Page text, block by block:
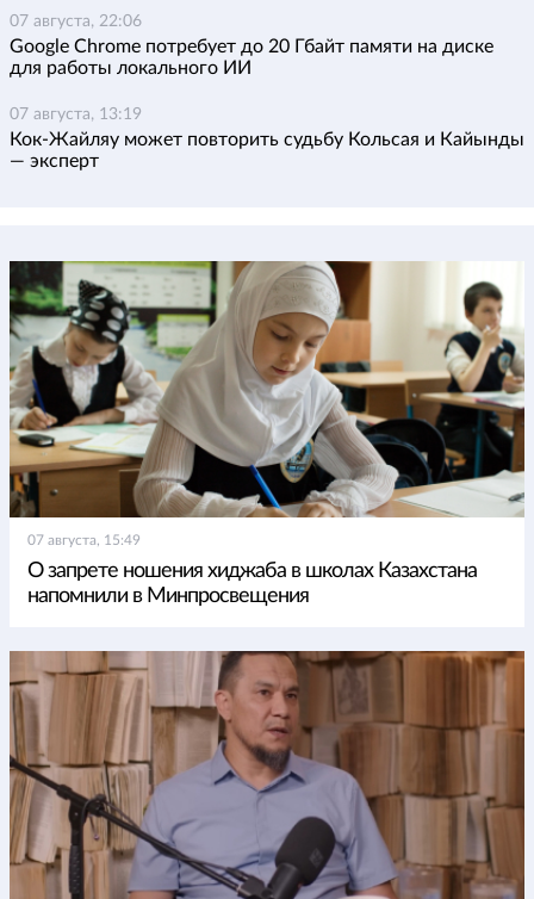
07 августа, 22:06
Google Chrome потребует до 20 Гбайт памяти на диске
для работы локального ИИ
07 августа, 13:19
Кок-Жайляу может повторить судьбу Кольсая и Кайынды
— эксперт
07 августа, 15:49
О запрете ношения хиджаба в школах Казахстана
напомнили в Минпросвещения